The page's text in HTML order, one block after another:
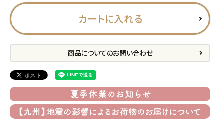
ご利用ガイド
よくあるご質問
特定商取引法について
お問い合わせ
ACCOUNT MENU
ようこそ ゲスト 様
カートに入れる
商品についてのお問い合わせ